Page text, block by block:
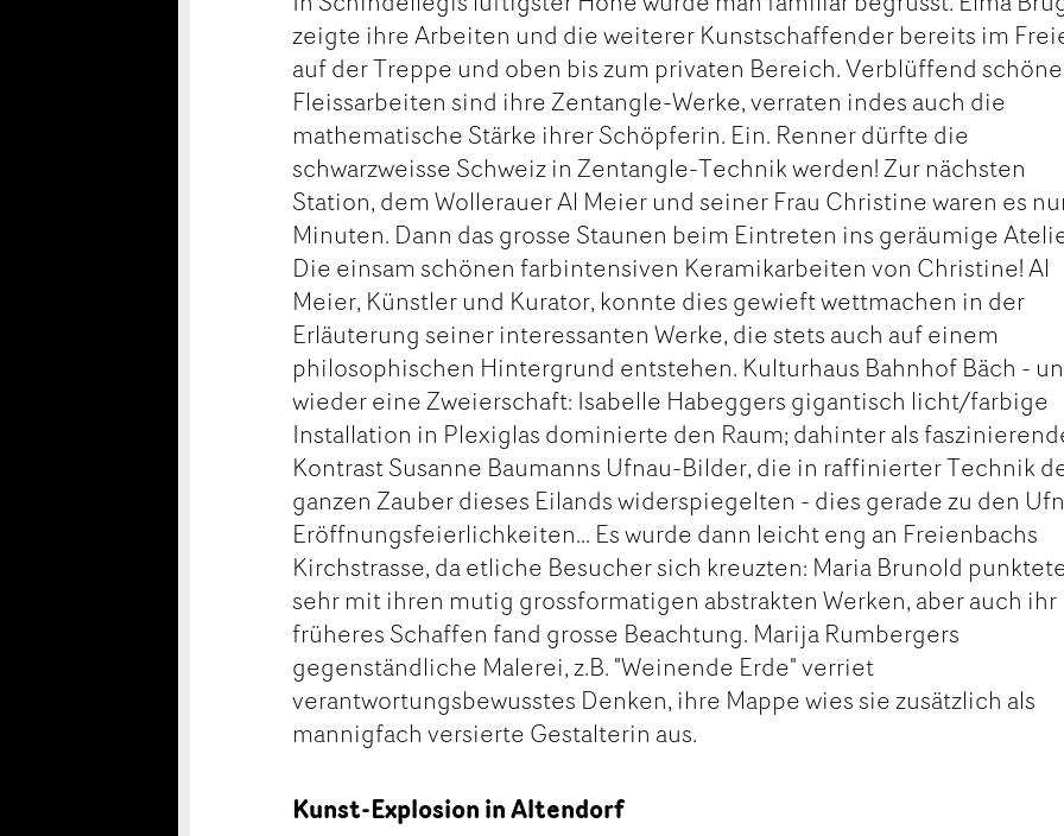
zeigte ihre Arbeiten und die weiterer Kunstschaffender bereits im
auf der Treppe und oben bis zum privaten Bereich. Verblüffend schöne
Fleissarbeiten sind ihre Zentangle-Werke, verraten indes auch die
mathematische Stärke ihrer Schöpferin. Ein. Renner dürfte die
schwarzweisse Schweiz in Zentangle-Technik werden! Zur nächsten
Station, dem Wollerauer Al Meier und seiner Frau Christine waren es
Minuten. Dann das grosse Staunen beim Eintreten ins geräumige
Die einsam schönen farbintensiven Keramikarbeiten von Christine! Al
Meier, Künstler und Kurator, konnte dies gewieft wettmachen in der
Erläuterung seiner interessanten Werke, die stets auch auf einem
philosophischen Hintergrund entstehen. Kulturhaus Bahnhof Bäch -
wieder eine Zweierschaft: Isabelle Habeggers gigantisch licht/farbige
Installation in Plexiglas dominierte den Raum; dahinter als
Kontrast Susanne Baumanns Ufnau-Bilder, die in raffinierter Technik
ganzen Zauber dieses Eilands widerspiegelten - dies gerade zu den
Eröffnungsfeierlichkeiten... Es wurde dann leicht eng an Freienbachs
Kirchstrasse, da etliche Besucher sich kreuzten: Maria Brunold
sehr mit ihren mutig grossformatigen abstrakten Werken, aber auch ihr
früheres Schaffen fand grosse Beachtung. Marija Rumbergers
gegenständliche Malerei, z.B. "Weinende Erde" verriet
verantwortungsbewusstes Denken, ihre Mappe wies sie zusätzlich als
mannigfach versierte Gestalterin aus.
Kunst-Explosion in Altendorf